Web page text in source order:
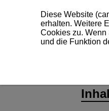
Diese Website
erhalten. Weitere
Cookies zu. Wenn
und die Funktion